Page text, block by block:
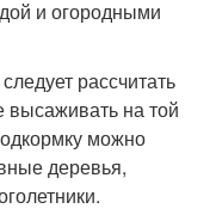
и огородными
рассчитать
высаживать на той
можно
деревья,